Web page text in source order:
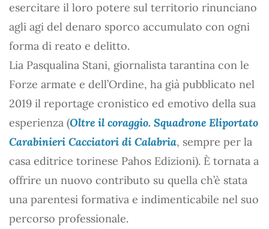
esercitare il loro potere sul territorio rinunciano
agli agi del denaro sporco accumulato con ogni
forma di reato e delitto.
Lia Pasqualina Stani, giornalista tarantina con le
Forze armate e dell’Ordine, ha già pubblicato nel
2019 il reportage cronistico ed emotivo della sua
esperienza (Oltre il coraggio. Squadrone Eliportato
Carabinieri Cacciatori di Calabria, sempre per la
casa editrice torinese Pahos Edizioni). È tornata a
offrire un nuovo contributo su quella ch’è stata
una parentesi formativa e indimenticabile nel suo
percorso professionale.